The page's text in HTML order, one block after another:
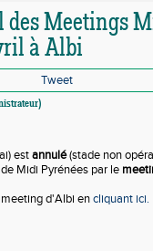
Meetings
à Albi
Tweet
estannulé(stade non
Midi Pyrénées par le
d'Albi encliquant ici.